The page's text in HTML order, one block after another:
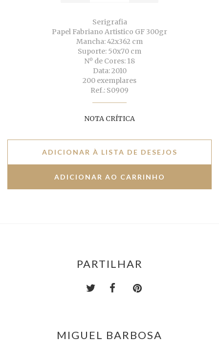
Serigrafia
Papel Fabriano Artistico GF 300gr
Mancha: 42x362 cm
Suporte: 50x70 cm
Nº de Cores: 18
Data: 2010
200 exemplares
Ref.: S0909
NOTA CRÍTICA
ADICIONAR À LISTA DE DESEJOS
PARTILHAR
MIGUEL BARBOSA